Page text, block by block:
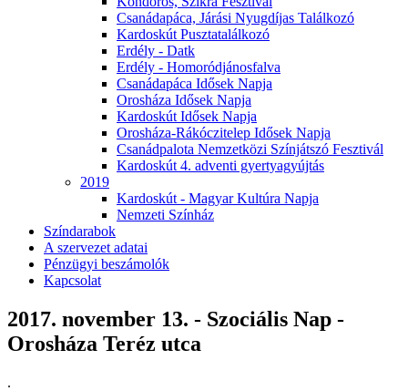
Csanádapáca, Járási Nyugdíjas Találkozó
Kardoskút Pusztatalálkozó
Erdély - Datk
Erdély - Homoródjánosfalva
Csanádapáca Idősek Napja
Orosháza Idősek Napja
Kardoskút Idősek Napja
Orosháza-Rákóczitelep Idősek Napja
Csanádpalota Nemzetközi Színjátszó Fesztivál
Kardoskút 4. adventi gyertyagyújtás
2019
Kardoskút - Magyar Kultúra Napja
Nemzeti Színház
Színdarabok
A szervezet adatai
Pénzügyi beszámolók
Kapcsolat
2017. november 13. - Szociális Nap -
Orosháza Teréz utca
.